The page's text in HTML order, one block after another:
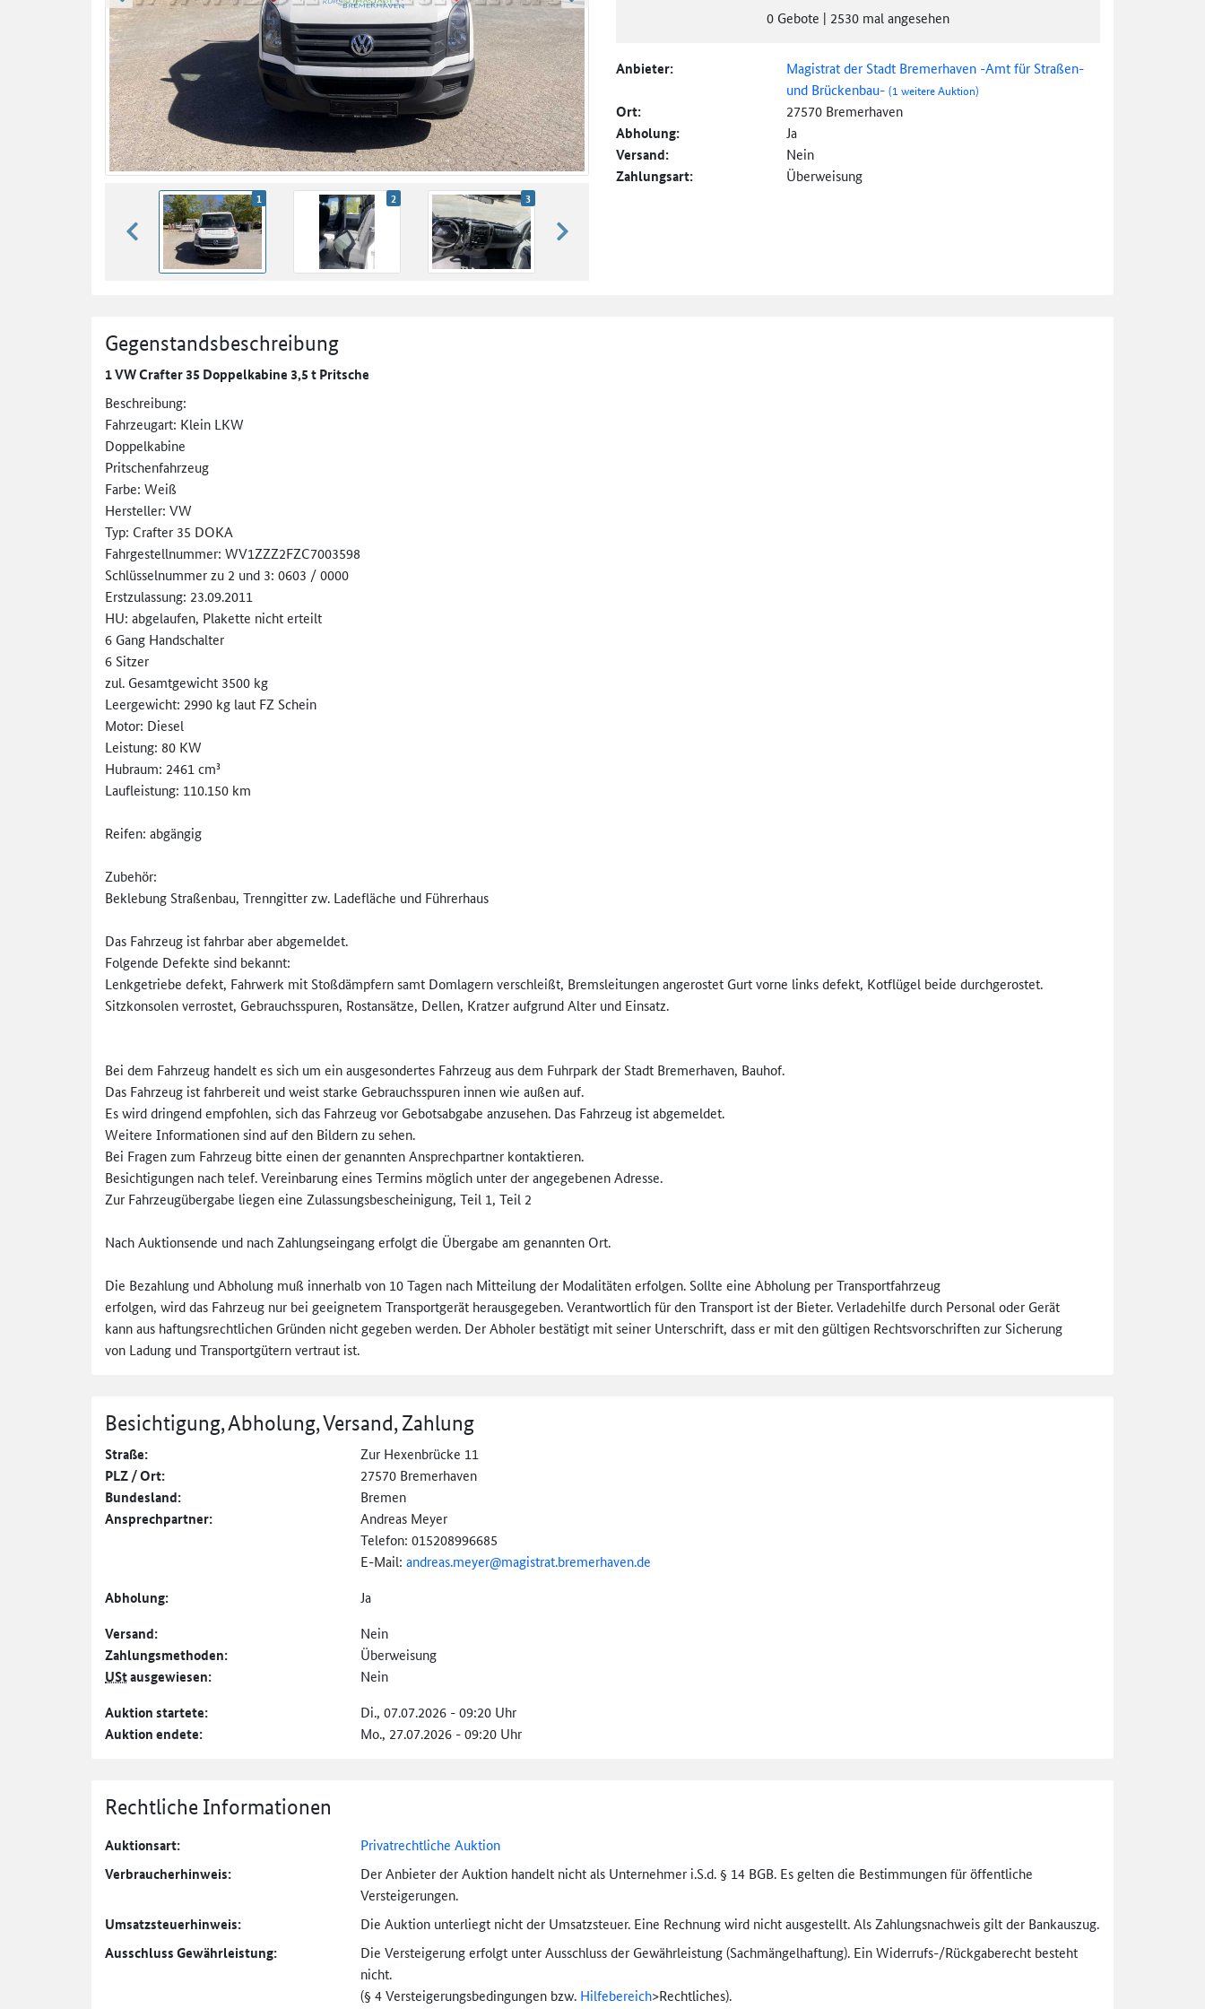
zurück blättern
1 2 3
weiter blättern
0 Gebote | 2530 mal angesehen
Anbieter:
Magistrat der Stadt Bremerhaven -Amt für Straßen-
und Brückenbau- (1 weitere Auktion)
Ort: 27570 Bremerhaven
Abholung: Ja
Versand: Nein
Zahlungsart: Überweisung
Gegenstandsbeschreibung
1 VW Crafter 35 Doppelkabine 3,5 t Pritsche
Beschreibung:
Fahrzeugart: Klein LKW
Doppelkabine
Pritschenfahrzeug
Farbe: Weiß
Hersteller: VW
Typ: Crafter 35 DOKA
Fahrgestellnummer: WV1ZZZ2FZC7003598
Schlüsselnummer zu 2 und 3: 0603 / 0000
Erstzulassung: 23.09.2011
HU: abgelaufen, Plakette nicht erteilt
6 Gang Handschalter
6 Sitzer
zul. Gesamtgewicht 3500 kg
Leergewicht: 2990 kg laut FZ Schein
Motor: Diesel
Leistung: 80 KW
Hubraum: 2461 cm³
Laufleistung: 110.150 km
Reifen: abgängig
Zubehör:
Beklebung Straßenbau, Trenngitter zw. Ladefläche und Führerhaus
Das Fahrzeug ist fahrbar aber abgemeldet.
Folgende Defekte sind bekannt:
Lenkgetriebe defekt, Fahrwerk mit Stoßdämpfern samt Domlagern verschleißt, Bremsleitungen angerostet Gurt vorne links defekt, Kotflügel beide durchgerostet.
Sitzkonsolen verrostet, Gebrauchsspuren, Rostansätze, Dellen, Kratzer aufgrund Alter und Einsatz.
Bei dem Fahrzeug handelt es sich um ein ausgesondertes Fahrzeug aus dem Fuhrpark der Stadt Bremerhaven, Bauhof.
Das Fahrzeug ist fahrbereit und weist starke Gebrauchsspuren innen wie außen auf.
Es wird dringend empfohlen, sich das Fahrzeug vor Gebotsabgabe anzusehen. Das Fahrzeug ist abgemeldet.
Weitere Informationen sind auf den Bildern zu sehen.
Bei Fragen zum Fahrzeug bitte einen der genannten Ansprechpartner kontaktieren.
Besichtigungen nach telef. Vereinbarung eines Termins möglich unter der angegebenen Adresse.
Zur Fahrzeugübergabe liegen eine Zulassungsbescheinigung, Teil 1, Teil 2
Nach Auktionsende und nach Zahlungseingang erfolgt die Übergabe am genannten Ort.
Die Bezahlung und Abholung muß innerhalb von 10 Tagen nach Mitteilung der Modalitäten erfolgen. Sollte eine Abholung per Transportfahrzeug
erfolgen, wird das Fahrzeug nur bei geeignetem Transportgerät herausgegeben. Verantwortlich für den Transport ist der Bieter. Verladehilfe durch Personal oder Gerät
kann aus haftungsrechtlichen Gründen nicht gegeben werden. Der Abholer bestätigt mit seiner Unterschrift, dass er mit den gültigen Rechtsvorschriften zur Sicherung
von Ladung und Transportgütern vertraut ist.
Besichtigung, Abholung, Versand, Zahlung
Straße: Zur Hexenbrücke 11
PLZ / Ort: 27570 Bremerhaven
Bundesland: Bremen
Ansprechpartner:
Andreas Meyer
Telefon: 015208996685
E-Mail: andreas.meyer@magistrat.bremerhaven.de
Abholung: Ja
Versand: Nein
Zahlungs­methoden: Überweisung
UStausgewiesen: Nein
Auktion startete: Di., 07.07.2026 - 09:20 Uhr
Auktion endete: Mo., 27.07.2026 - 09:20 Uhr
Rechtliche Informationen
Auktionsart: Privatrechtliche Auktion
Verbraucher­hinweis:
Der Anbieter der Auktion handelt nicht als Unternehmer i.S.d. § 14 BGB. Es gelten die Bestimmungen für öffentliche
Versteigerungen.
Umsatzsteuer­hinweis: Die Auktion unterliegt nicht der Umsatzsteuer. Eine Rechnung wird nicht ausgestellt. Als Zahlungsnachweis gilt der Bankauszug.
Ausschluss Gewährleistung: Die Versteigerung erfolgt unter Ausschluss der Gewährleistung (Sachmängel­haftung). Ein Widerrufs-/Rückgaberecht besteht
nicht.
(§ 4 Versteigerungs­bedingungen bzw. Hilfebereich>Rechtliches).